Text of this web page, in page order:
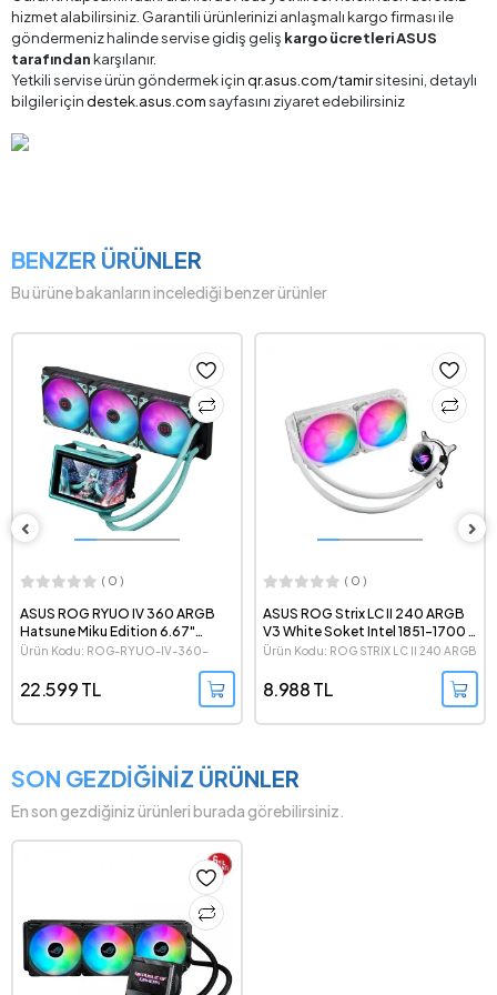
hizmet alabilirsiniz. Garantili ürünlerinizi anlaşmalı kargo firması ile
göndermeniz halinde servise gidiş geliş kargo ücretleri ASUS
tarafındankarşılanır.
Yetkili servise ürün göndermek için qr.asus.com/tamirsitesini, detaylı
bilgiler için destek.asus.comsayfasını ziyaret edebilirsiniz
BENZER ÜRÜNLER
Bu ürüne bakanların incelediği benzer ürünler
( 0 )
ASUS ROG RYUO IV 360 ARGB
Hatsune Miku Edition 6.67"
AMOLED Ekranlı Intel LGA1851-
360mm. İşlemci Sıvı Soğutucu
Ürün Kodu: ROG-RYUO-IV-360-
22.599 TL
( 0 )
ASUS ROG Strix LC II 240 ARGB
V3 White Soket Intel 1851-1700 /
AMD AM5 Uyumlu 240mm Beyaz
Ürün Kodu: ROG STRIX LC II 240 ARGB
8.988 TL
SON GEZDİĞİNİZ ÜRÜNLER
En son gezdiğiniz ürünleri burada görebilirsiniz.